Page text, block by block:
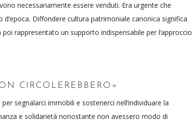
necessariamente essere venduti. Era urgente che
Diffondere cultura patrimoniale canonica significa
rappresentato un supporto indispensabile per l’approccio
CIRCOLEREBBERO»
segnalarci immobili e sostenerci nell’individuare la
e solidarietà nonostante non avessero modo di